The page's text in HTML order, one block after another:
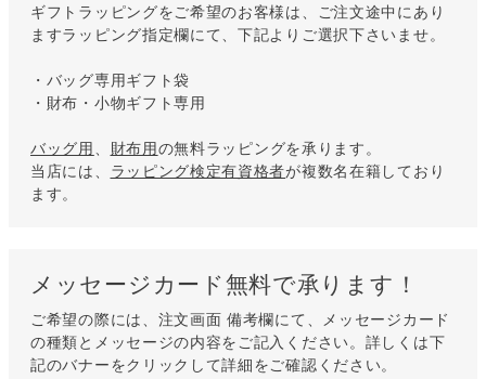
ギフトラッピングをご希望のお客様は、ご注文途中にあり
ますラッピング指定欄にて、下記よりご選択下さいませ。
・バッグ専用ギフト袋
・財布・小物ギフト専用
バッグ用 財布用の無料ラッピングを承ります。
当店には、 ラッピング検定有資格者が複数名在籍しており
ます。
メッセージカード無料で承ります！
ご希望の際には、注文画面 備考欄にて、メッセージカード
の種類とメッセージの内容をご記入ください。詳しくは下
記のバナーをクリックして詳細をご確認ください。